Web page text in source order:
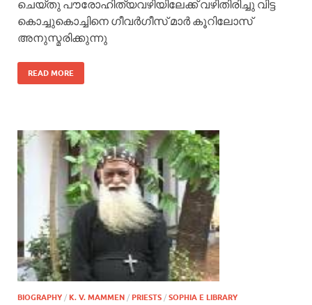
ചെയ്തു പൗരോഹിത്യവഴിയിലേക്ക് വഴിതിരിച്ചു വിട്ട
കൊച്ചുകൊച്ചിനെ ഗീവര്‍ഗീസ് മാര്‍ കൂറിലോസ്
അനുസ്മരിക്കുന്നു
READ MORE
BIOGRAPHY / K. V. MAMMEN / PRIESTS / SOPHIA E LIBRARY